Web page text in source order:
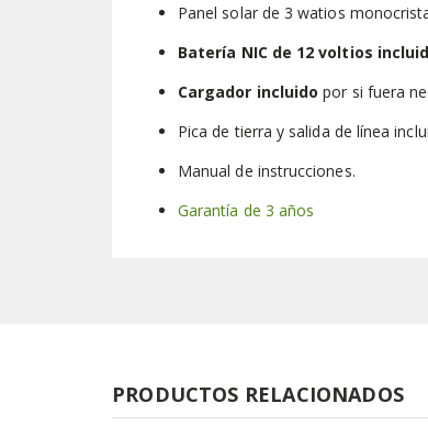
Panel solar de 3 watios
Batería NIC de 12 voltios
Cargador incluido por si fuera
Pica de tierra y salida de línea
Manual de instrucciones.
Garantía de 3 años
PRODUCTOS RELACIONADOS